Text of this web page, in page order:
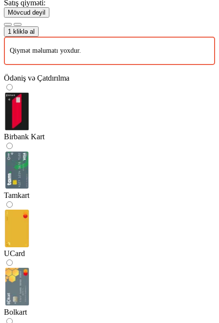
Satış qiyməti:
Mövcud deyil
1 kliklə al
Qiymət məlumatı yoxdur.
Ödəniş və Çatdırılma
Birbank Kart
Tamkart
UCard
Bolkart